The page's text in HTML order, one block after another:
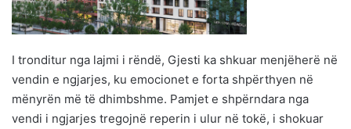
I tronditur nga lajmi i rëndë, Gjesti ka shkuar menjëherë në
vendin e ngjarjes, ku emocionet e forta shpërthyen në
mënyrën më të dhimbshme. Pamjet e shpërndara nga
vendi i ngjarjes tregojnë reperin i ulur në tokë, i shokuar